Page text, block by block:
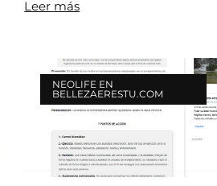
Leer más
NEOLIFE EN
BELLEZAERESTU.COM